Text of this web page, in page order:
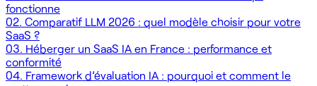
fonctionne
02. Comparatif LLM 2026 : quel modèle choisir pour votre
SaaS ?
03. Héberger un SaaS IA en France : performance et
conformité
04. Framework d’évaluation IA : pourquoi et comment le